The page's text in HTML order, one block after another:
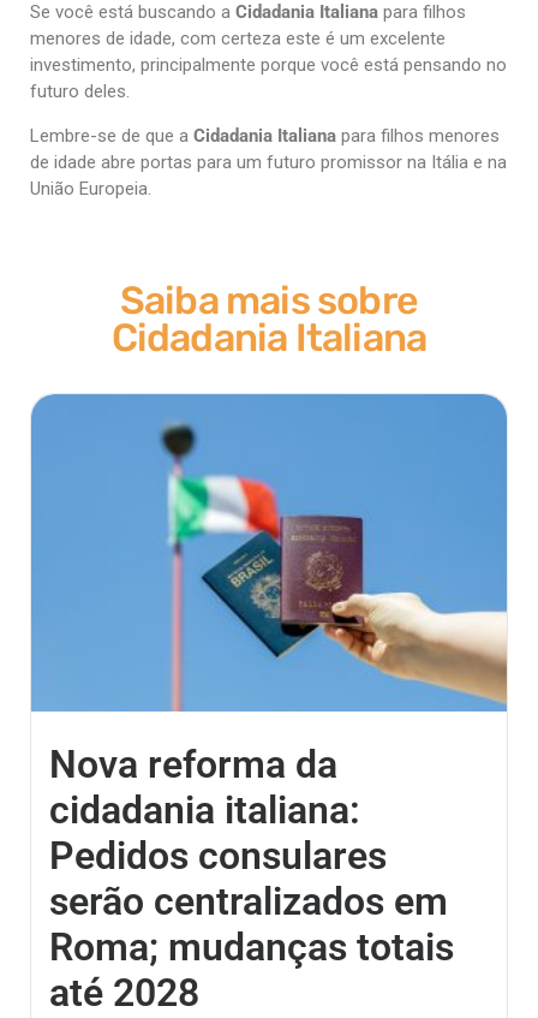
Se você está buscando a Cidadania Italiana para filhos
menores de idade, com certeza este é um excelente
investimento, principalmente porque você está pensando no
futuro deles.
Lembre-se de que a Cidadania Italiana para filhos menores
de idade abre portas para um futuro promissor na Itália e na
União Europeia.
Saiba mais sobre
Cidadania Italiana
Nova reforma da
cidadania italiana:
Pedidos consulares
serão centralizados em
Roma; mudanças totais
até 2028